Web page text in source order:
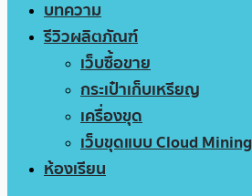
บทความ
รีวิวผลิตภัณฑ์
เว็บซื้อขาย
กระเป๋าเก็บเหรียญ
เครื่องขุด
เว็บขุดแบบ Cloud Mining
ห้องเรียน